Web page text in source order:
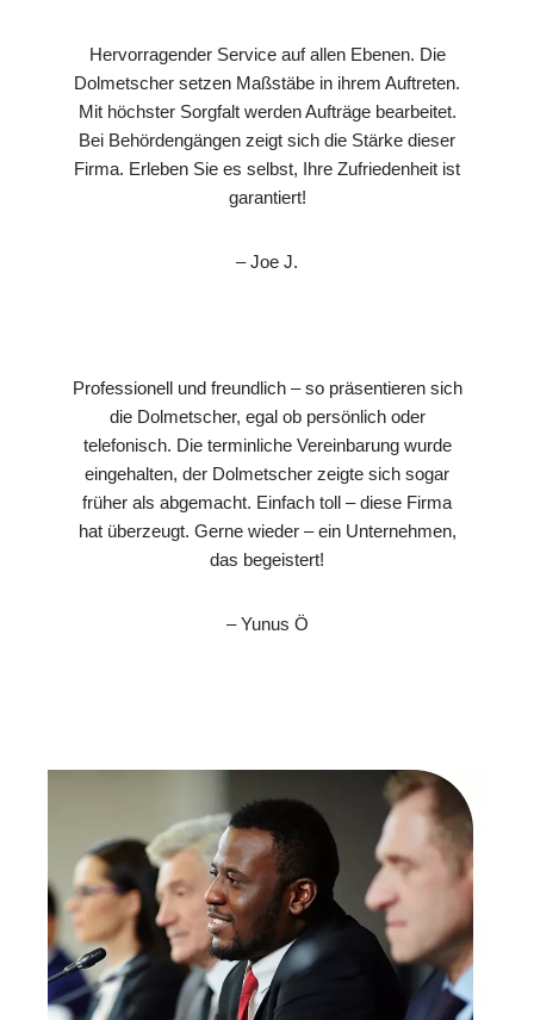
Hervorragender Service auf allen Ebenen. Die
Dolmetscher setzen Maßstäbe in ihrem Auftreten.
Mit höchster Sorgfalt werden Aufträge bearbeitet.
Bei Behördengängen zeigt sich die Stärke dieser
Firma. Erleben Sie es selbst, Ihre Zufriedenheit ist
garantiert!
– Joe J.
Professionell und freundlich – so präsentieren sich
die Dolmetscher, egal ob persönlich oder
telefonisch. Die terminliche Vereinbarung wurde
eingehalten, der Dolmetscher zeigte sich sogar
früher als abgemacht. Einfach toll – diese Firma
hat überzeugt. Gerne wieder – ein Unternehmen,
das begeistert!
– Yunus Ö